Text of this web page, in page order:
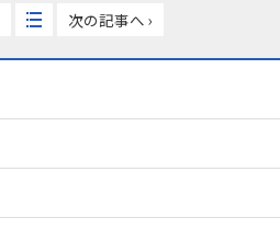
次の記事へ ›